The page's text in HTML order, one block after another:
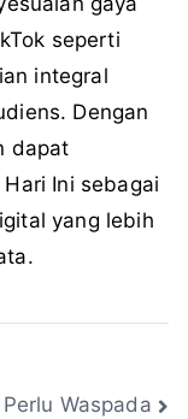
seperti
integral
Dengan
dapat
Ini sebagai
yang lebih
Waspada